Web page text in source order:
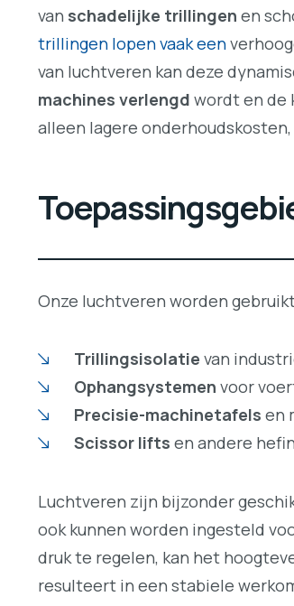
van schadelijke trillingen en
trillingen lopen vaak een
van luchtveren kan deze
machines verlengd wordt en de
alleen lagere
Onze luchtveren worden
Trillingsisolatie van
Ophangsystemen voor
Precisie-machinetafels en
Scissor lifts en andere
Luchtveren zijn bijzonder
ook kunnen worden ingesteld
druk te regelen, kan het
resulteert in een stabiele